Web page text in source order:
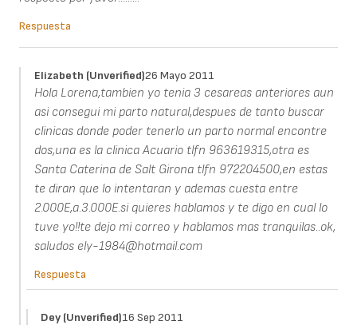
Respuesta
Elizabeth (unverified)26 Mayo 2011
Hola Lorena,tambien yo tenia 3 cesareas anteriores aun
asi consegui mi parto natural,despues de tanto buscar
clinicas donde poder tenerlo un parto normal encontre
dos,una es la clinica Acuario tlfn 963619315,otra es
Santa Caterina de Salt Girona tlfn 972204500,en estas
te diran que lo intentaran y ademas cuesta entre
2.000E,a.3.000E.si quieres hablamos y te digo en cual lo
tuve yo!!te dejo mi correo y hablamos mas tranquilas..ok,
saludos ely-1984@hotmail.com
Respuesta
Dey (unverified)16 Sep 2011